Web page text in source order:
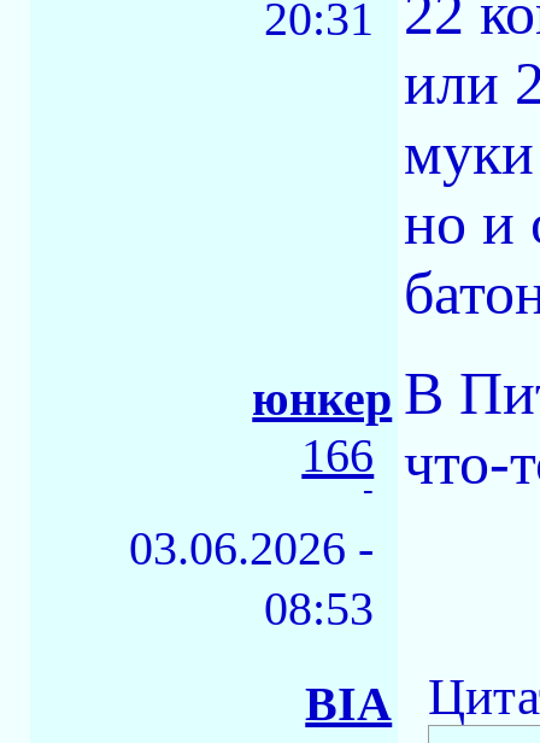
20:31
22
или
но и
юнкер
166
-
03.06.2026 -
08:53
В
что-
BIA